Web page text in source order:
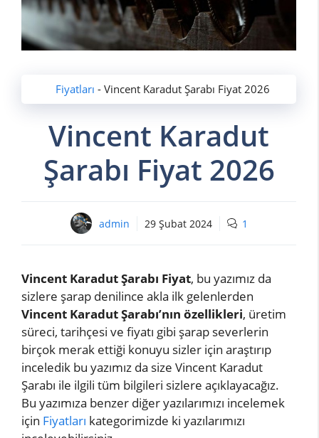
Fiyatları - Vincent Karadut Şarabı Fiyat 2026
Vincent Karadut
Şarabı Fiyat 2026
admin 29 Şubat 2024 1
Vincent Karadut Şarabı Fiyat, bu yazımız da
sizlere şarap denilince akla ilk gelenlerden
Vincent Karadut Şarabı’nın özellikleri, üretim
süreci, tarihçesi ve fiyatı gibi şarap severlerin
birçok merak ettiği konuyu sizler için araştırıp
inceledik bu yazımız da size Vincent Karadut
Şarabı ile ilgili tüm bilgileri sizlere açıklayacağız.
Bu yazımıza benzer diğer yazılarımızı incelemek
için Fiyatları kategorimizde ki yazılarımızı